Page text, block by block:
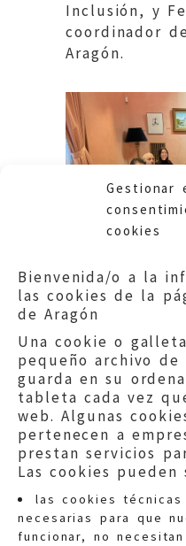
Gestionar
cookies
Bienvenida/o a la
las cookies de la
de Aragón
Una cookie o
pequeño archivo
guarda en su
tableta cada vez
web. Algunas
pertenecen a
prestan servicios
Las cookies
las cookies técnicas
necesarias para que
funcionar, no
Inclusión, y
coordinador
Aragón.